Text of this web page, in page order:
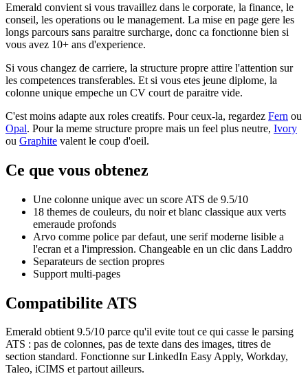
Emerald convient si vous travaillez dans le corporate, la finance, le
conseil, les operations ou le management. La mise en page gere les
longs parcours sans paraitre surcharge, donc ca fonctionne bien si
vous avez 10+ ans d'experience.
Si vous changez de carriere, la structure propre attire l'attention sur
les competences transferables. Et si vous etes jeune diplome, la
colonne unique empeche un CV court de paraitre vide.
C'est moins adapte aux roles creatifs. Pour ceux-la, regardez Fern ou
Opal. Pour la meme structure propre mais un feel plus neutre, Ivory
ou Graphite valent le coup d'oeil.
Ce que vous obtenez
Une colonne unique avec un score ATS de 9.5/10
18 themes de couleurs, du noir et blanc classique aux verts
emeraude profonds
Arvo comme police par defaut, une serif moderne lisible a
l'ecran et a l'impression. Changeable en un clic dans Laddro
Separateurs de section propres
Support multi-pages
Compatibilite ATS
Emerald obtient 9.5/10 parce qu'il evite tout ce qui casse le parsing
ATS : pas de colonnes, pas de texte dans des images, titres de
section standard. Fonctionne sur LinkedIn Easy Apply, Workday,
Taleo, iCIMS et partout ailleurs.